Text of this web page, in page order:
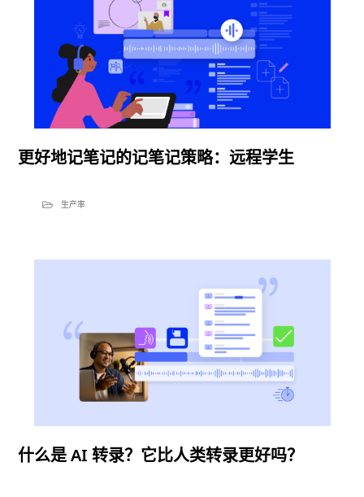
更好地记笔记的记笔记策略：远程学生
生产率
什么是 AI 转录？它比人类转录更好吗？